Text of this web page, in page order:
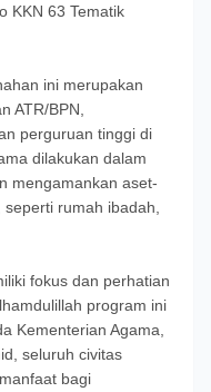
KKN 63 Tematik
ini merupakan
ATR/BPN,
perguruan tinggi di
dilakukan dalam
mengamankan aset-
rumah ibadah,
fokus dan perhatian
program ini
Kementerian Agama,
seluruh civitas
bagi